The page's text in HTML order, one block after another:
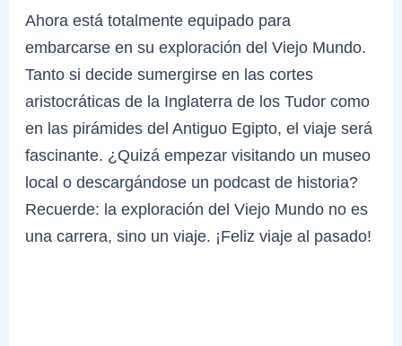
Ahora está totalmente equipado para
embarcarse en su exploración del Viejo Mundo.
Tanto si decide sumergirse en las cortes
aristocráticas de la Inglaterra de los Tudor como
en las pirámides del Antiguo Egipto, el viaje será
fascinante. ¿Quizá empezar visitando un museo
local o descargándose un podcast de historia?
Recuerde: la exploración del Viejo Mundo no es
una carrera, sino un viaje. ¡Feliz viaje al pasado!